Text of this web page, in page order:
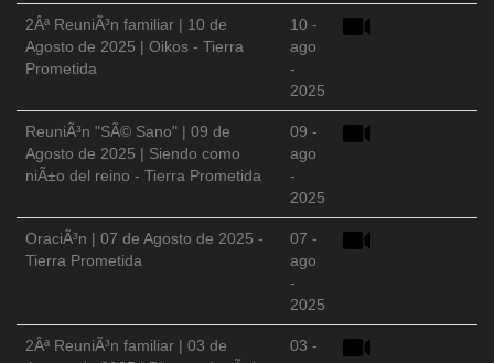
2Âª ReuniÃ³n familiar | 10 de
Agosto de 2025 | Oikos - Tierra
Prometida
10 -
ago
-
2025
ReuniÃ³n "SÃ© Sano" | 09 de
Agosto de 2025 | Siendo como
niÃ±o del reino - Tierra Prometida
09 -
ago
-
2025
OraciÃ³n | 07 de Agosto de 2025 -
Tierra Prometida
07 -
ago
-
2025
2Âª ReuniÃ³n familiar | 03 de
03 -